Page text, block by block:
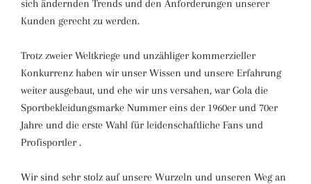
sich ändernden Trends und den Anforderungen unserer
Kunden gerecht zu werden.
Trotz zweier Weltkriege und unzähliger kommerzieller
Konkurrenz haben wir unser Wissen und unsere Erfahrung
weiter ausgebaut, und ehe wir uns versahen, war Gola die
Sportbekleidungsmarke Nummer eins der 1960er und 70er
Jahre und die erste Wahl für leidenschaftliche Fans und
Profisportler .
Wir sind sehr stolz auf unsere Wurzeln und unseren Weg an